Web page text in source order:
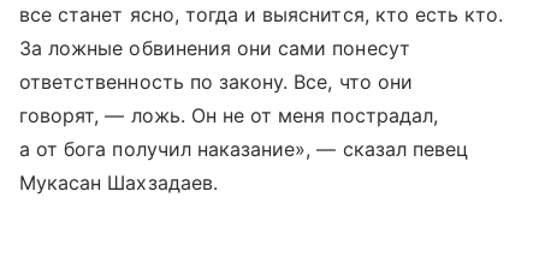
все станет ясно, тогда и выяснится, кто есть кто.
За ложные обвинения они сами понесут
ответственность по закону. Все, что они
говорят, — ложь. Он не от меня пострадал,
а от бога получил наказание», — сказал певец
Мукасан Шахзадаев.